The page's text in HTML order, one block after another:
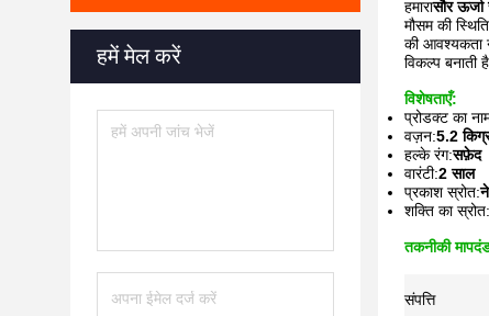
हमें मेल करें
हमारासौर
मौसम की
की आवश्यकता
विकल्प बनाती
विशेषताएँ:
प्रोडक्ट का
वज़न:5.2
हल्के रंग:सफ़ेद
वारंटी:2 साल
प्रकाश स्रोत:
शक्ति का स्रोत:
तकनीकी
संपत्ति